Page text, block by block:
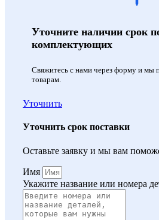
Уточните наличии срок
комплектующих
Свяжитесь с нами через форму и мы
товарам.
Уточнить
Уточнить срок поставки
Оставьте заявку и мы вам
Имя
Укажите название или номера